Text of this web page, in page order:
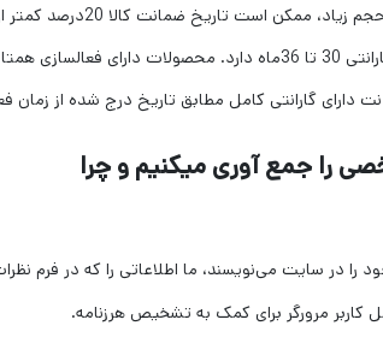
بدلیل انباشت محصول
36ماهه، مدت باقیمانده گارانتی 30 تا 36ماه دارد.
دارای گارانتی کامل مطابق تاریخ درج شده از زمان
را جمع آوری میکنیم و چرا
را در سایت می‌نویسند، ما اطلاعاتی را که در فرم